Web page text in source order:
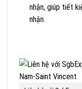
nhận, giúp tiết
nhận.